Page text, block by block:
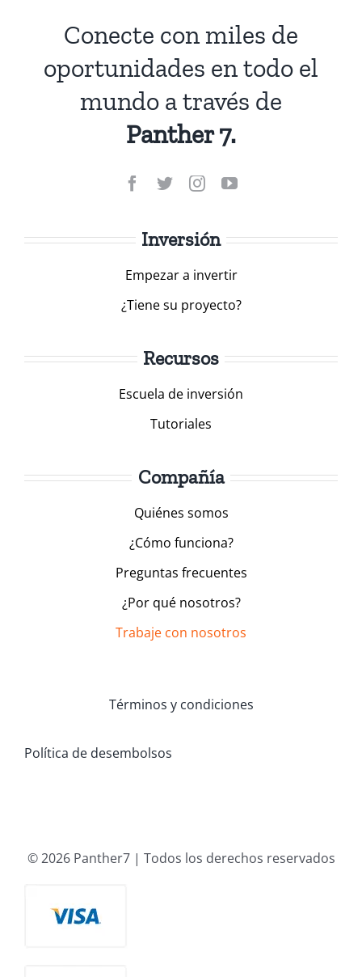
Conecte con miles de
oportunidades en todo el
mundo a través de
Panther 7.
Inversión
Empezar a invertir
¿Tiene su proyecto?
Recursos
Escuela de inversión
Tutoriales
Compañía
Quiénes somos
¿Cómo funciona?
Preguntas frecuentes
¿Por qué nosotros?
Trabaje con nosotros
Términos y condiciones
Política de desembolsos
© 2026 Panther7 | Todos los derechos reservados